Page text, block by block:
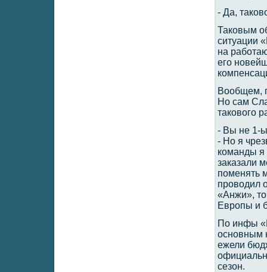
- Да,
Таковым
ситуации
на
его
Вообщем,
Но сам
такового
- Вы не 1-
- Но я
команды я
заказали
поменять
проводил
«Анжи», то
Европы и
По инфы
основным
ежели
сезон.